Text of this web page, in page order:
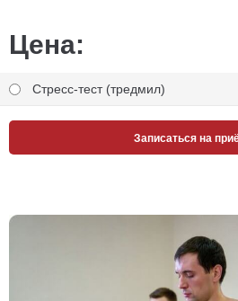
Цена:
Стресс-тест (тредмил)
Записаться на